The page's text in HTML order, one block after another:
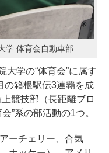
学 体育会自動車部
学の“体育会”に属す
の箱根駅伝3連覇を成
競技部（長距離ブロ
”系の部活動の1つ。
ーチェリー、合気